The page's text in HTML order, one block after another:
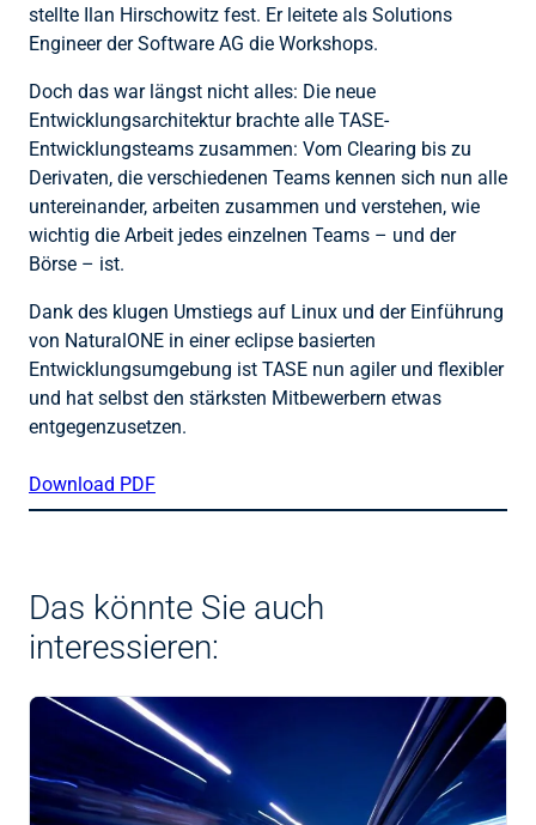
stellte Ilan Hirschowitz fest. Er leitete als Solutions
Engineer der Software AG die Workshops.
Doch das war längst nicht alles: Die neue
Entwicklungsarchitektur brachte alle TASE-
Entwicklungsteams zusammen: Vom Clearing bis zu
Derivaten, die verschiedenen Teams kennen sich nun alle
untereinander, arbeiten zusammen und verstehen, wie
wichtig die Arbeit jedes einzelnen Teams – und der
Börse – ist.
Dank des klugen Umstiegs auf Linux und der Einführung
von NaturalONE in einer eclipse basierten
Entwicklungsumgebung ist TASE nun agiler und flexibler
und hat selbst den stärksten Mitbewerbern etwas
entgegenzusetzen.
Download PDF
Das könnte Sie auch
interessieren: